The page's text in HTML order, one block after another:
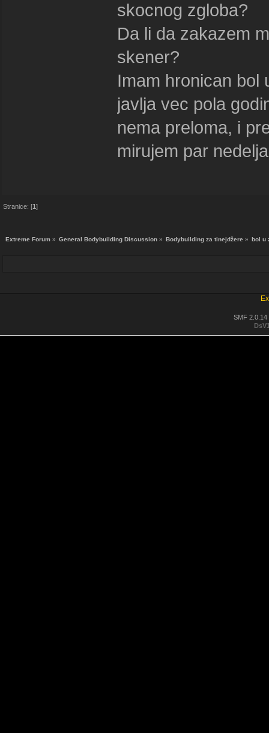
skocnog zgloba?
Da li da zakazem
skener?
Imam hronican bol
javlja vec pola
nema preloma, i
mirujem par
Stranice: [1]
Extreme Forum » General Bodybuilding Discussion » Bodybuilding za tinejdžere » bol u
SMF 2.0.14